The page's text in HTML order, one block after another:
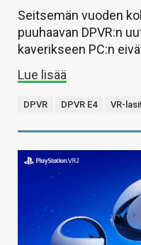
Seitsemän vuoden
puuhaavan DPVR:n
kaverikseen PC:n
Lue lisää
DPVR DPVR E4 VR-